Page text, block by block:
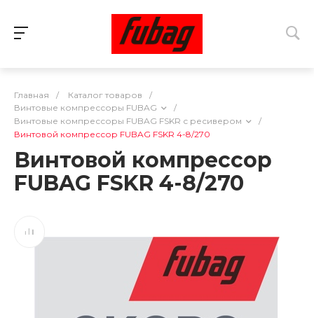
Главная / Каталог товаров
/
Винтовые компрессоры FUBAG
/
Винтовые компрессоры FUBAG FSKR с ресивером
/
Винтовой компрессор FUBAG FSKR 4-8/270
Винтовой компрессор
FUBAG FSKR 4-8/270